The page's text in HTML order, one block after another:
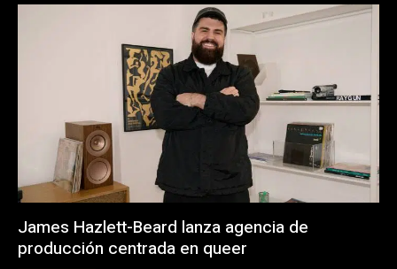
James Hazlett-Beard lanza agencia de
producción centrada en queer